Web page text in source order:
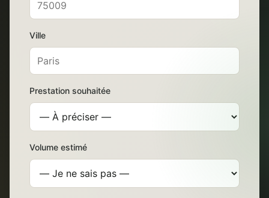
Ville
Prestation souhaitée
Volume estimé